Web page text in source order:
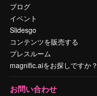
ブログ
イベント
Slidesgo
コンテンツを販売する
プレスルーム
magnific.aiをお探しですか？
お問い合わせ